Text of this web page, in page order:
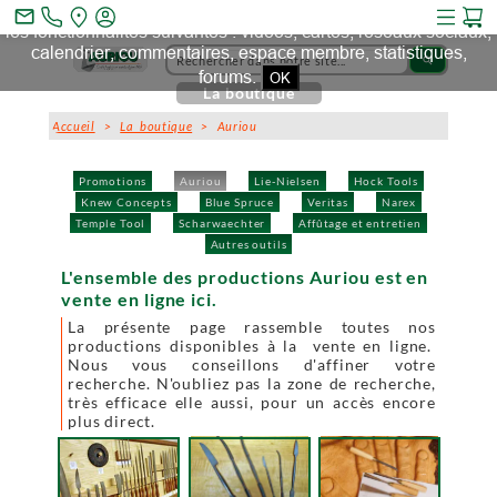
search
Promotions Auriou Lie-Nielsen
Hock Tools
Knew Concepts
Blue Spruce Veritas
Narex
Temple Tool
Scharwaechter
Affûtage et entretien
Autres outils
La boutique
Accueil >La boutique > Auriou
L'ensemble des productions Auriou est en
vente en ligne ici.
La présente page rassemble toutes nos
productions disponibles à la vente en ligne.
Nous vous conseillons d'affiner votre
recherche. N'oubliez pas la zone de recherche,
très efficace elle aussi, pour un accès encore
plus direct.
mail_outline
Ce site et des sites tiers qu'il utilise collectent des cookies pour
les fonctionnalités suivantes : vidéos, cartes, réseaux sociaux,
calendrier, commentaires, espace membre, statistiques,
forums. OK